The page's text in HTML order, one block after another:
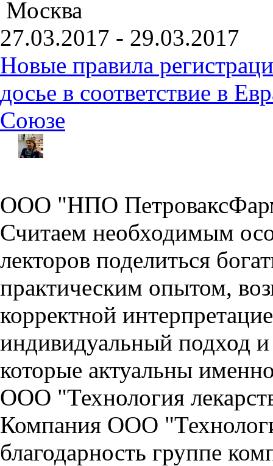
Москва
27.03.2017 - 29.03.2017
Новые правила
досье в соответствие в
Союзе
ООО "НПО
Считаем необходимым
лекторов поделиться
практическим опытом,
корректной
индивидуальный подход
которые актуальны
ООО "Технология
Компания ООО
благодарность группе